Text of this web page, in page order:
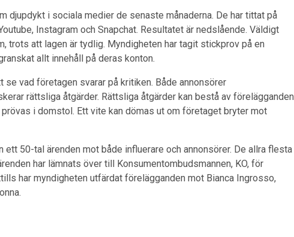
djupdykt i sociala medier de senaste månaderna. De har tittat på
Instagram och Snapchat. Resultatet är nedslående. Väldigt
trots att lagen är tydlig. Myndigheten har tagit stickprov på en
allt innehåll på deras konton.
se vad företagen svarar på kritiken. Både annonsörer
rättsliga åtgärder. Rättsliga åtgärder kan bestå av förelägganden
i domstol. Ett vite kan dömas ut om företaget bryter mot
ett 50-tal ärenden mot både influerare och annonsörer. De allra flesta
har lämnats över till Konsumentombudsmannen, KO, för
har myndigheten utfärdat förelägganden mot Bianca Ingrosso,